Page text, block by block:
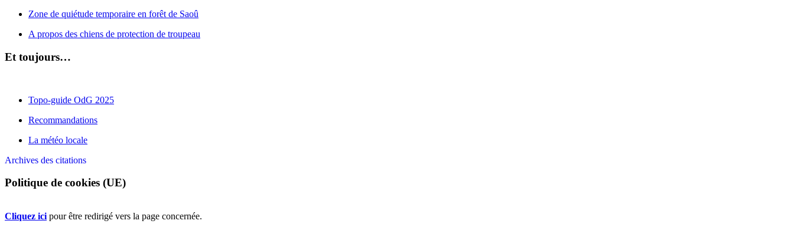
Zone de quiétude temporaire en forêt de Saoû
A propos des chiens de protection de troupeau
Et toujours…
Topo-guide OdG 2025
Recommandations
La météo locale
Archives des citations
Politique de cookies (UE)
Cliquez ici pour être redirigé vers la page concernée.